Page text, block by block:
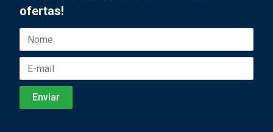
ofertas!